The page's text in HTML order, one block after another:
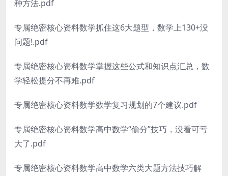
种方法.pdf
专属绝密核心资料数学抓住这6大题型，数学上130+没
问题!.pdf
专属绝密核心资料数学掌握这些公式和知识点汇总，数
学轻松提分不再难.pdf
专属绝密核心资料数学数学复习规划的7个建议.pdf
专属绝密核心资料数学高中数学“偷分”技巧，没看可亏
大了.pdf
专属绝密核心资料数学高中数学六类大题方法技巧解